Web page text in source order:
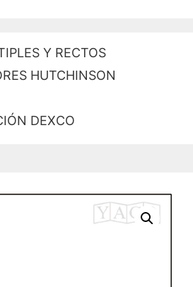
Y RECTOS
HUTCHINSON
DEXCO